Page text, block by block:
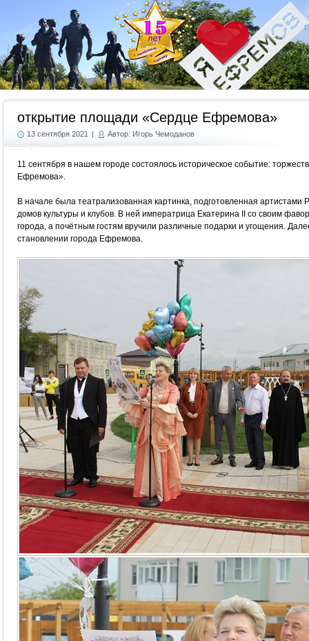
открытие площади «Сердце Ефремова»
13 сентября 2021 | Автор: Игорь Чемоданов
11 сентября в нашем городе состоялось историческое событие:
Ефремова».
В начале была театрализованная картинка, подготовленная артистами
домов культуры и клубов. В ней императрица Екатерина II со своим
города, а почётным гостям вручили различные подарки и угощения.
становлении города Ефремова.